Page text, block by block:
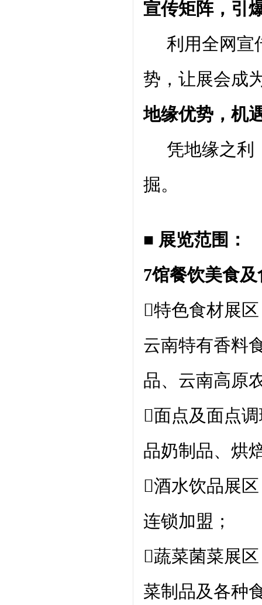
宣传矩阵，引
利用全网宣
势，让展会成
地缘优势，机
凭地缘之利
掘。
■ 展览范围：
7馆餐饮美食
特色食材展
云南特有香料
品、云南高原
面点及面点
品奶制品、烘
酒水饮品展
连锁加盟；
蔬菜菌菜展
菜制品及各种